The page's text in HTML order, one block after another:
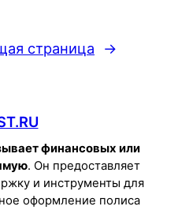
страница →
финансовых или
. Он предоставляет
и инструменты для
оформление полиса